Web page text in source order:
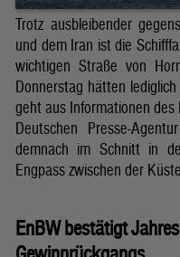
Trotz ausbleibender
und dem Iran ist die
wichtigen Straße von
Donnerstag hätten
geht aus Informationen
Deutschen Presse-
demnach im Schnitt in
Engpass zwischen der
EnBW bestätigt